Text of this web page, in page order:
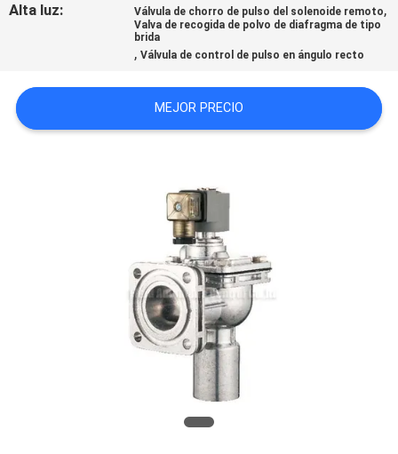
PIDA
CITA
VR
Alta luz: Válvula de chorro de pulso del solenoide remoto,
Valva de recogida de polvo de diafragma de tipo
brida
,Válvula de control de pulso en ángulo recto
MEJOR PRECIO